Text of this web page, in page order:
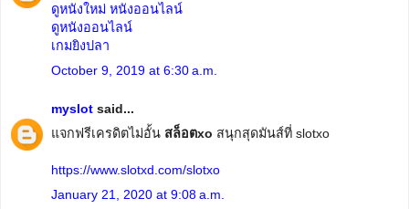
ดูหนังใหม่ หนังออนไลน์
ดูหนังออนไลน์
เกมยิงปลา
October 9, 2019 at 6:30 a.m.
myslot said...
แจกฟรีเครดิตไม่อั้น สล็อตxo สนุกสุดมันส์ที่ slotxo
https://www.slotxd.com/slotxo
January 21, 2020 at 9:08 a.m.